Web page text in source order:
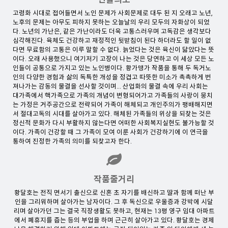
고령화 시대로 접어들면서 노인 문제가 사회문제로 대두 된 지 오래고 노년,
노후의 문제는 아무도 피하지 못하는 오늘날의 우리 모두의 자화상이 되었
다. 노년의 가난은, 같은 가난이라도 더욱 고통스러우며 고독감은 생각보다
심각해진다. 육체도 건강하고 재정적인 뒷받침이 된다 하더라도 할 일이 없
다면 무료함의 고통은 이루 말할 수 없다. 늙었다는 것은 육신이 닳았다는 뜻
이다. 오래 사용했으니 여기저기 고장이 나는 것은 당연하고 이 세상 모든 노
인들이 공통으로 가지고 있는 노인병이다. 황가맹가 작품을 통해 두 독거노
인의 다양한 경험과 삶의 독특한 개성을 정겹고 따뜻한 미소가 촉촉하게 번
져나가는 감동의 물결을 선사할 것이며... 산업화의 물결 속에 우리 사회는
대가족에서 핵가족으로 가족의 개념이 변형되어가고 가족들의 사랑이 뭉치
는 가정은 거주공간으로 전략되어 가족이 해체되고 개인주의가 팽배해지면
서 절대고독의 시대를 살아가고 있다. 해체된 가족들의 위상을 되찾는 것은
정신적 문화가 다시 부활하지 않는다면 어떠한 사회복지실현도 불가능할 것
이다. 가족이 건강할 때 그 가족이 모여 이룬 사회가 건강하기에 이 연극을
통하여 진정한 가족의 의미를 되찾고자 한다.
작품줄거리
황달호는 전직 면서기 출신으로 신혼 초 자기를 배신하고 딸과 함께 떠난 부
인을 그리워하며 살아가는 남자이다. 그 후 독신으로 우울증과 강박에 시달
리며 살아가던 그는 결국 직장생활도 못하고, 현재는 13평 영구 임대 아파트
에서 폐휴지를 줍는 등의 부업을 하며 근근히 살아가고 있다. 황달호는 경제